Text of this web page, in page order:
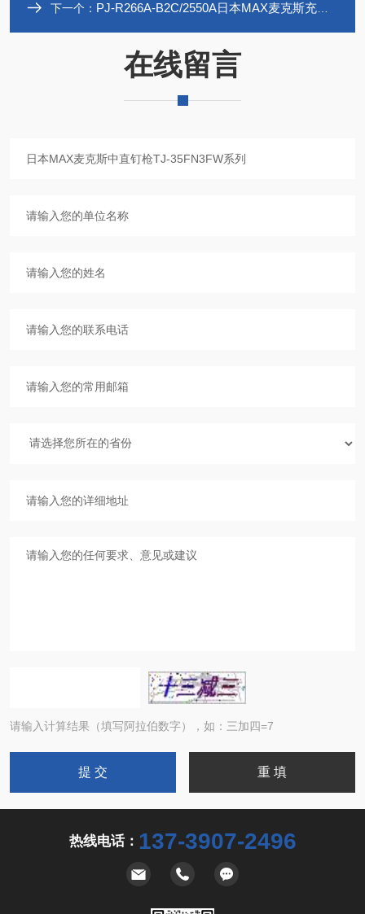
下一个： PJ-R266A-B2C/2550A日本MAX麦克斯充电式电锤PJ-R266A系列
在线留言
请输入计算结果（填写阿拉伯数字），如：三加四=7
热线电话： 137-3907-2496